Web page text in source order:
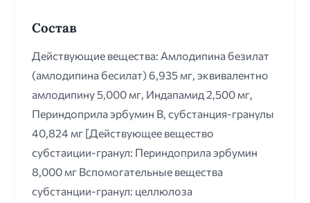
Состав
Действующие вещества: Амлодипина безилат
(амлодипина бесилат) 6,935 мг, эквивалентно
амлодипину 5,000 мг, Индапамид 2,500 мг,
Периндоприла эрбумин В, субстанция-гранулы
40,824 мг [Действующее вещество
субстаиции-гранул: Периндоприла эрбумин
8,000 мг Вспомогательные вещества
субстанции-гранул: целлюлоза